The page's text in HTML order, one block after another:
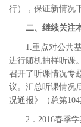
行），保证新情况
二、继续关注
1.重点对公共
进行随机抽样听课
召开了听课情况专
议。汇总听课情况
况通报》（总第104
2．2016春季